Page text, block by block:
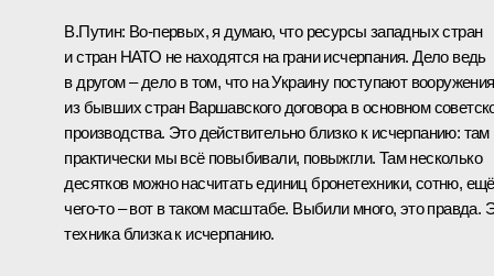
В.Путин: Во-первых, я думаю, что ресурсы западных стран
и стран НАТО не находятся на грани исчерпания. Дело ведь
в другом – дело в том, что на Украину поступают вооружения
из бывших стран Варшавского договора в основном
производства. Это действительно близко к исчерпанию: там
практически мы всё повыбивали, повыжгли. Там несколько
десятков можно насчитать единиц бронетехники, сотню, ещё
чего-то – вот в таком масштабе. Выбили много, это правда.
техника близка к исчерпанию.